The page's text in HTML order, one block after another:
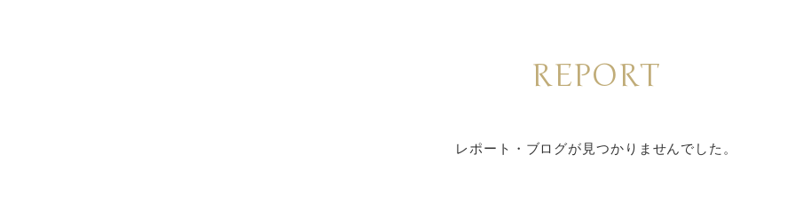
REPORT
レポート・ブログが見つかりませんでした。